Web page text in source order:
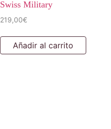
Swiss Military
219,00€
Añadir al carrito